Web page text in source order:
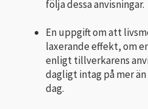
följa dessa anvisningar.
En uppgift om att
laxerande effekt, om
enligt tillverkarens
dagligt intag på mer
dag.